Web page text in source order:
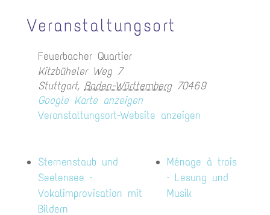
Veranstaltungsort
Feuerbacher Quartier
Kitzbüheler Weg 7
Stuttgart, Baden-Württemberg 70469
Google Karte anzeigen
Veranstaltungsort-Website anzeigen
Sternenstaub und
Seelensee –
Vokalimprovisation mit
Bildern
Ménage à trois
– Lesung und
Musik